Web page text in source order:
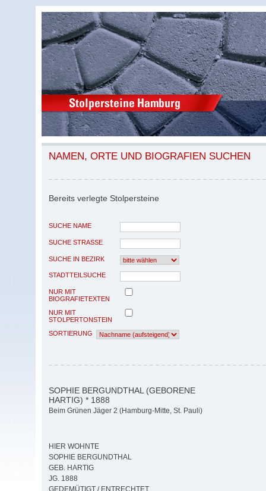
NAMEN, ORTE UND BIOGRAFIEN SUCHEN
Bereits verlegte Stolpersteine
SUCHE NAME
SUCHE STRASSE
SUCHE IN BEZIRK
STADTTEILSUCHE
NUR MIT
BIOGRAFIETEXTEN
NUR MIT
STOLPERTONSTEIN
SORTIERUNG
SOPHIE BERGUNDTHAL (GEBORENE
HARTIG) * 1888
Beim Grünen Jäger 2 (Hamburg-Mitte, St. Pauli)
HIER WOHNTE
SOPHIE BERGUNDTHAL
GEB. HARTIG
JG. 1888